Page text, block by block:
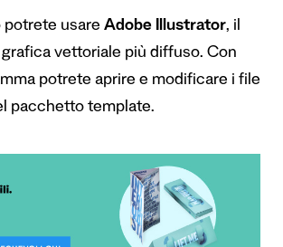
potrete usare Adobe Illustrator, il
vettoriale più diffuso. Con
potrete aprire e modificare i file
pacchetto template.